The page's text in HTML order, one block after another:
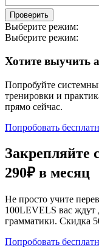
Проверить
Выберите режим:
Выберите режим:
Хотите выучить
Попробуйте
тренировки и
прямо сейчас.
Попробовать
Закрепляйте
290₽ в месяц
Не просто учите
100LEVELS вас ждут
грамматики. Скидка
Попробовать